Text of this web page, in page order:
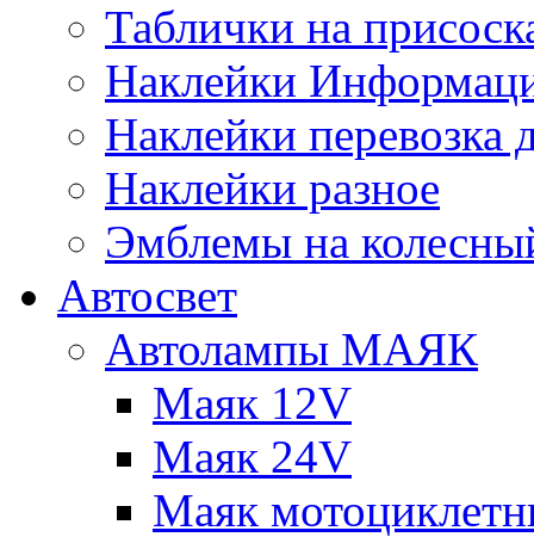
Таблички на
Наклейки
Наклейки перевозка
Наклейки разное
Эмблемы на
Автосвет
Автолампы МАЯК
Маяк 12V
Маяк 24V
Маяк